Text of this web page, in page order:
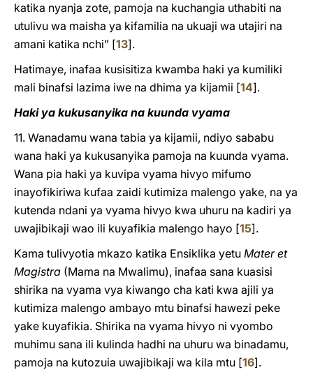
katika nyanja zote, pamoja na kuchangia uthabiti na
utulivu wa maisha ya kifamilia na ukuaji wa utajiri na
amani katika nchi” [13].
Hatimaye, inafaa kusisitiza kwamba haki ya kumiliki
mali binafsi lazima iwe na dhima ya kijamii [14].
Haki ya kukusanyika na kuunda vyama
11. Wanadamu wana tabia ya kijamii, ndiyo sababu
wana haki ya kukusanyika pamoja na kuunda vyama.
Wana pia haki ya kuvipa vyama hivyo mifumo
inayofikiriwa kufaa zaidi kutimiza malengo yake, na ya
kutenda ndani ya vyama hivyo kwa uhuru na kadiri ya
uwajibikaji wao ili kuyafikia malengo hayo [15].
Kama tulivyotia mkazo katika Ensiklika yetu Mater et
Magistra (Mama na Mwalimu), inafaa sana kuasisi
shirika na vyama vya kiwango cha kati kwa ajili ya
kutimiza malengo ambayo mtu binafsi hawezi peke
yake kuyafikia. Shirika na vyama hivyo ni vyombo
muhimu sana ili kulinda hadhi na uhuru wa binadamu,
pamoja na kutozuia uwajibikaji wa kila mtu [16].